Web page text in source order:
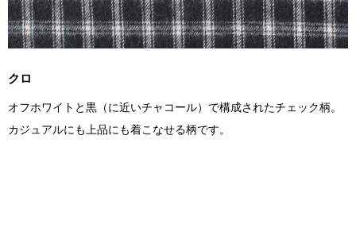
クロ
オフホワイトと黒（に近いチャコール）で構成されたチェック柄。
カジュアルにも上品にも着こなせる柄です。